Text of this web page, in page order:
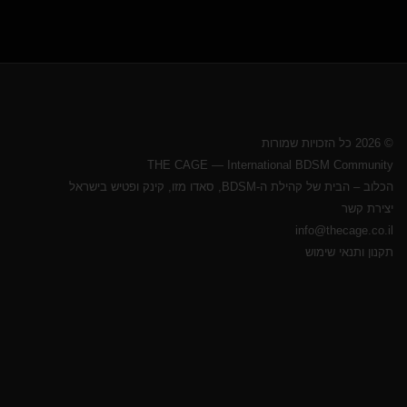
© 2026 כל הזכויות שמורות
THE CAGE — International BDSM Community
הכלוב – הבית של קהילת ה-BDSM, סאדו מזו, קינק ופטיש בישראל
יצירת קשר
info@thecage.co.il
תקנון ותנאי שימוש